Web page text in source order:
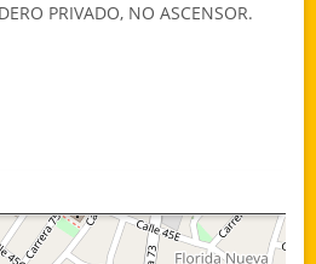
PRIVADO, NO ASCENSOR.